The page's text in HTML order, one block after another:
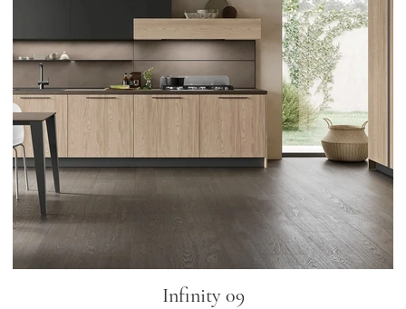
Infinity 09